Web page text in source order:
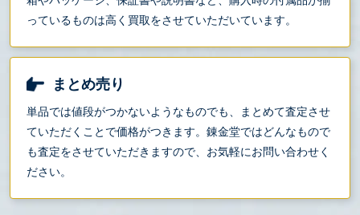
っているものは高く買取をさせていただいています。
まとめ売り
単品では値段がつかないようなものでも、まとめて査定させ
ていただくことで価格がつきます。錬金堂ではどんなもので
も査定をさせていただきますので、お気軽にお問い合わせく
ださい。